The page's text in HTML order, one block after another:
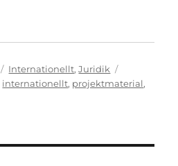
Kategorier
Internationellt,Juridik
internationellt, projektmaterial,